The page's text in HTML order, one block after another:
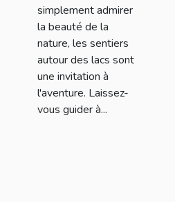
simplement admirer
la beauté de la
nature, les sentiers
autour des lacs sont
une invitation à
l'aventure. Laissez-
vous guider à...